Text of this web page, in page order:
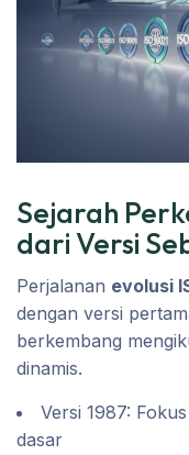
Sejarah
dari Versi
Perjalanan evolusi
dengan versi
berkembang
dinamis.
Versi 1987:
dasar